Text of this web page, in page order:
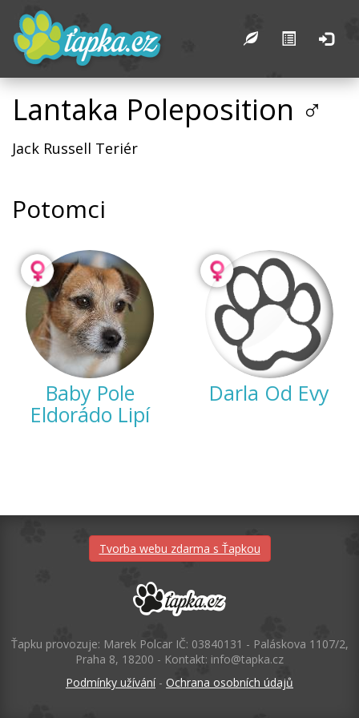
Lantaka Poleposition ♂
Jack Russell Teriér
Potomci
Baby Pole
Eldorádo Lipí
Darla Od Evy
Tvorba webu zdarma s Ťapkou
Ťapku provozuje: Marek Polcar IČ: 03840131 - Paláskova 1107/2,
Praha 8, 18200 - Kontakt: info@tapka.cz
Podmínky užívání- Ochrana osobních údajů